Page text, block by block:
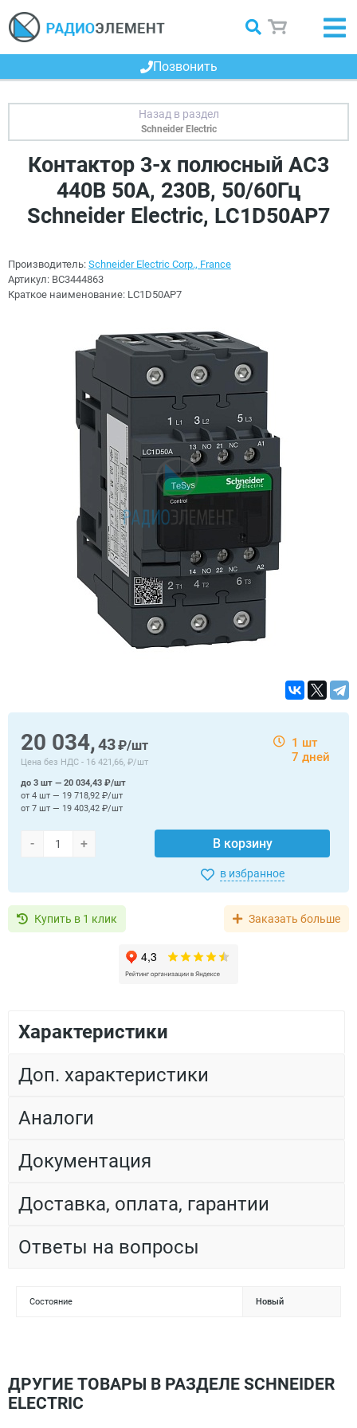
Позвонить
Schneider Electric
Контактор 3-х полюсный AC3
440В 50А, 230В, 50/60Гц
Schneider Electric, LC1D50AP7
Производитель: Schneider Electric Corp., France
Артикул: BC3444863
Краткое наименование: LC1D50AP7
20 034,43₽/шт
Цена без НДС - 16 421,66, ₽/шт
1 шт
7 дней
- + В корзину
до 3 шт — 20 034,43 ₽/шт
от 4 шт — 19 718,92 ₽/шт
от 7 шт — 19 403,42 ₽/шт
в избранное
Купить в 1 клик Заказать больше
Характеристики
Доп. характеристики
Аналоги
Документация
Доставка, оплата, гарантии
Ответы на вопросы
Состояние Новый
ДРУГИЕ ТОВАРЫ В РАЗДЕЛЕ SCHNEIDER
ELECTRIC